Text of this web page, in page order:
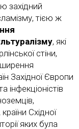
західний
тією ж
, які
стіни,
Західної Європи
інфекціоністів
Східної
яких була